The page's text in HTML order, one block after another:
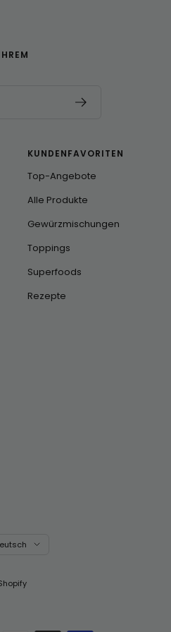
KUNDENFAVORITEN
Top-Angebote
Alle Produkte
Gewürzmischungen
Toppings
Superfoods
Rezepte